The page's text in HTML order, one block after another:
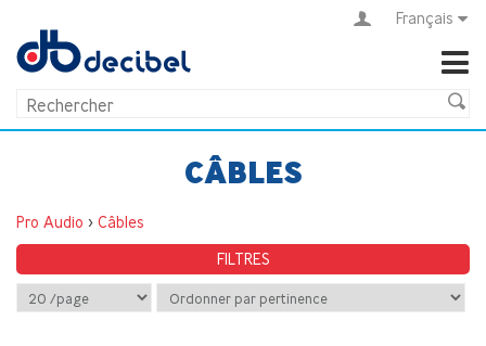
Français
CÂBLES
Pro Audio > Câbles
FILTRES